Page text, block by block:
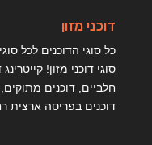
דוכני מזון
סוגי דוכני מזון!
חלביים, דוכנים
דוכנים בפריסה ארצית